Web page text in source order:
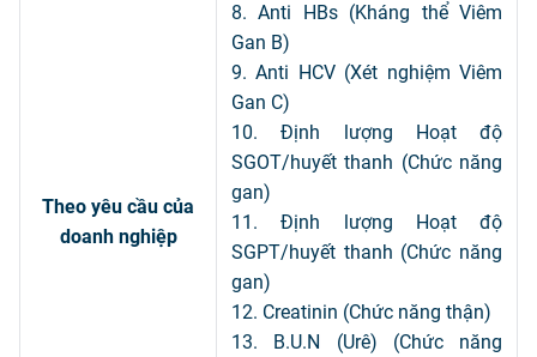
Theo yêu cầu của
doanh nghiệp
8. Anti HBs (Kháng thể Viêm
Gan B)
9. Anti HCV (Xét nghiệm Viêm
Gan C)
10. Định lượng Hoạt độ
SGOT/huyết thanh (Chức năng
gan)
11. Định lượng Hoạt độ
SGPT/huyết thanh (Chức năng
gan)
12. Creatinin (Chức năng thận)
13. B.U.N (Urê) (Chức năng